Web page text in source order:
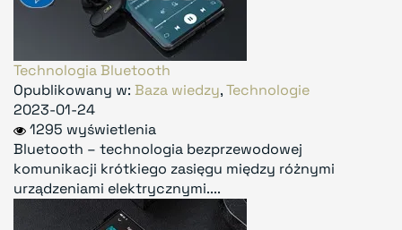
Technologia Bluetooth
Opublikowany w: Baza wiedzy,Technologie
2023-01-24
1295 wyświetlenia
Bluetooth – technologia bezprzewodowej
komunikacji krótkiego zasięgu między różnymi
urządzeniami elektrycznymi....